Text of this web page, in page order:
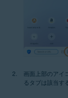
画面上部のアイ
るタブは該当す